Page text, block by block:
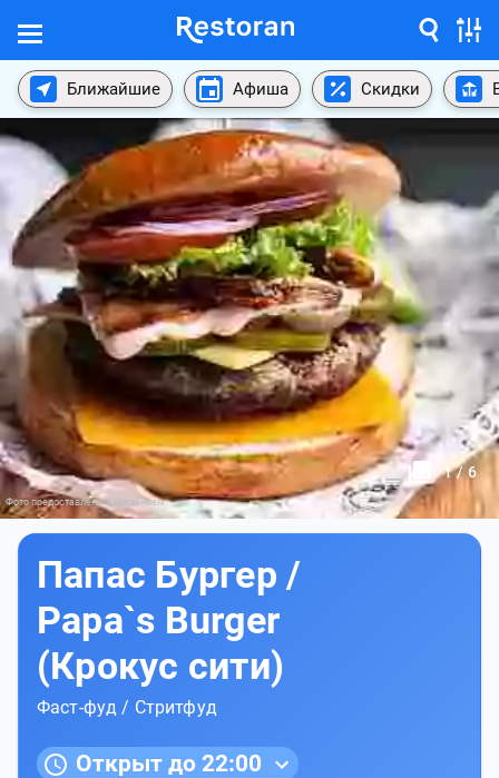
Ближайшие Афиша Скидки
1 / 6
Фото предоставлены заведением
Папас Бургер /
Papa`s Burger
(Крокус сити)
Фаст-фуд / Стритфуд
Открыт до 22:00